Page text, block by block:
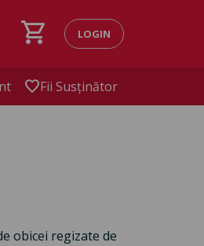
shopping_cart LOGIN
favoriteFii Susținător
obicei regizate de